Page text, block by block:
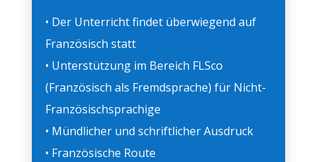
• Der Unterricht findet überwiegend auf
Französisch statt
• Unterstützung im Bereich FLSco
(Französisch als Fremdsprache) für Nicht-
Französischsprachige
• Mündlicher und schriftlicher Ausdruck
• Französische Route